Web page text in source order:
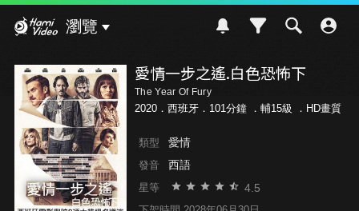
瀏覽
愛情一步之遙.白色恐怖下
The Year Of Fury
2020．西班牙．101分鐘 ． 輔15級 ．HD畫質
類型 愛情
發音 西語
星等 4.5